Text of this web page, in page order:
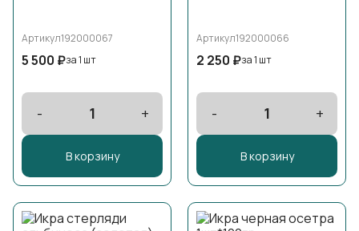
Артикул192000067
5 500 ₽за 1 шт
- 1 +
В корзину
Артикул192000066
2 250 ₽за 1 шт
- 1 +
В корзину